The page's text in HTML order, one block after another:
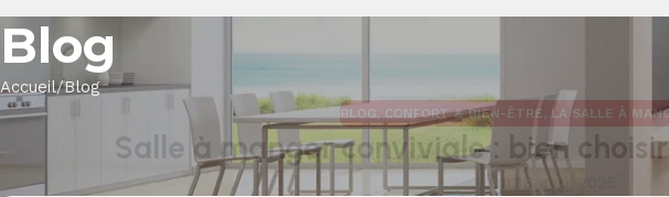
Blog
Accueil Blog
BLOG CONFORT & BIEN-ÊTRE, LA SALLE À
Salle à manger conviviale : bien
On 18 avril 2026